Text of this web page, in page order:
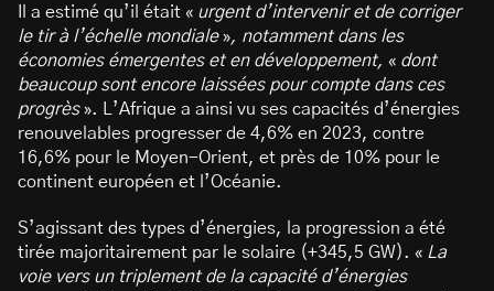
Il a estimé qu’il était « urgent d’intervenir et de corriger
le tir à l’échelle mondiale», notamment dans les
économies émergentes et en développement, « dont
beaucoup sont encore laissées pour compte dans ces
progrès». L’Afrique a ainsi vu ses capacités d’énergies
renouvelables progresser de 4,6% en 2023, contre
16,6% pour le Moyen-Orient, et près de 10% pour le
continent européen et l’Océanie.
S’agissant des types d’énergies, la progression a été
tirée majoritairement par le solaire (+345,5 GW). « La
voie vers un triplement de la capacité d’énergies